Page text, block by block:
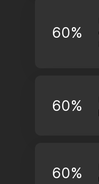
60%
60%
60%